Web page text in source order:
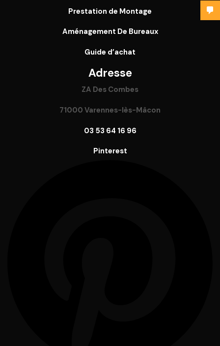
Prestation de Montage
Aménagement De Bureaux
Guide d’achat
Adresse
ZA Des Combes
71000 Varennes-lès-Mâcon
03 53 64 16 96
Pinterest